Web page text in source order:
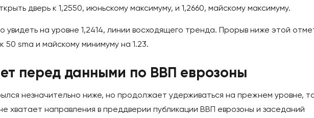
дверь к 1,2550, июньскому максимуму, и 1,2660, майскому максимуму.
увидеть на уровне 1,2414, линии восходящего тренда. Прорыв ниже этой
50 sma и майскому минимуму на 1.23.
перед данными по ВВП еврозоны
незначительно ниже, но продолжает удерживаться на прежнем уровне,
хватает направления в преддверии публикации ВВП еврозоны и заседаний